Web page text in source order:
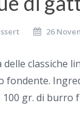
26
delle classiche
fondente.
100 gr. di burro